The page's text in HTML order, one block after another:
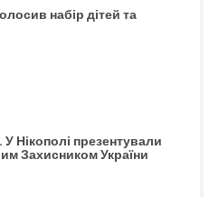
набір дітей та
Нікополі презентували
Захисником України